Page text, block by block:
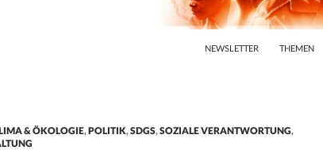
NEWSLETTER
THEMEN
& ÖKOLOGIE,POLITIK,SDGS,SOZIALE VERANTWORTUNG,